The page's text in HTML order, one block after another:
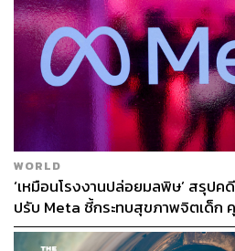
WORLD
‘เหมือนโรงงานปล่อยมลพิษ’ สรุปค
ปรับ Meta ชี้กระทบสุขภาพจิตเด็ก